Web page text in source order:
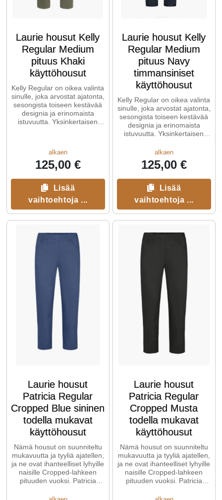
Laurie housut Kelly
Regular Medium
pituus Khaki
käyttöhousut
Kelly Regular on oikea valinta
sinulle, joka arvostat ajatonta,
sesongista toiseen kestävää
designia ja erinomaista
istuvuutta. Yksinkertaisen
alkaen
125,00 €
Lisää
vaihtoehtoja ...
Laurie housut Kelly
Regular Medium
pituus Navy
timmansiniset
käyttöhousut
Kelly Regular on oikea valinta
sinulle, joka arvostat ajatonta,
sesongista toiseen kestävää
designia ja erinomaista
istuvuutta. Yksinkertaisen
alkaen
125,00 €
Lisää
vaihtoehtoja ...
Laurie housut
Patricia Regular
Cropped Blue sininen
todella mukavat
käyttöhousut
Nämä housut on suunniteltu
mukavuutta ja tyyliä ajatellen,
ja ne ovat ihanteelliset lyhyille
naisille Cropped-lahkeen
pituuden vuoksi. Patricia
Laurie housut
Patricia Regular
Cropped Musta
todella mukavat
käyttöhousut
Nämä housut on suunniteltu
mukavuutta ja tyyliä ajatellen,
ja ne ovat ihanteelliset lyhyille
naisille Cropped-lahkeen
pituuden vuoksi. Patricia